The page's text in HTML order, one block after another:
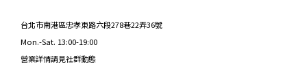
台北市南港區忠孝東路六段278巷22弄36號
Mon.-Sat. 13:00-19:00
營業詳情請見社群動態